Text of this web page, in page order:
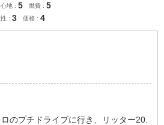
地 5 燃費 5
3 価格 4
のプチドライブに行き、リッター20.